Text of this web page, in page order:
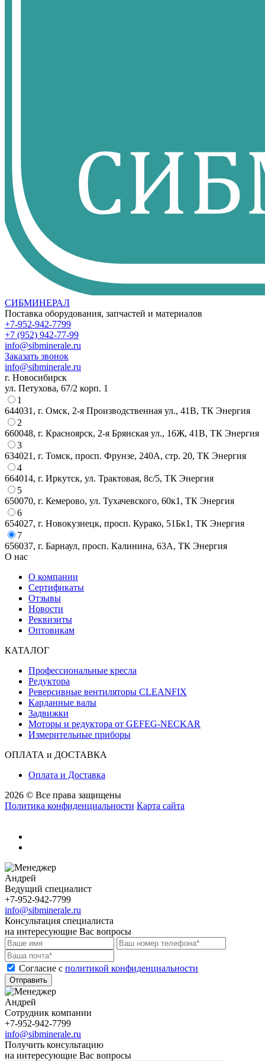
СИБМИНЕРАЛ
Поставка оборудования, запчастей и материалов
+7-952-942-7799
+7 (952) 942-77-99
info@sibminerale.ru
Заказать звонок
info@sibminerale.ru
г. Новосибирск
ул. Петухова, 67/2 корп. 1
1
644031, г. Омск, 2-я Производственная ул., 41В, ТК Энергия
2
660048, г. Красноярск, 2-я Брянская ул., 16Ж, 41В, ТК Энергия
3
634021, г. Томск, просп. Фрунзе, 240А, стр. 20, ТК Энергия
4
664014, г. Иркутск, ул. Трактовая, 8с/5, ТК Энергия
5
650070, г. Кемерово, ул. Тухачевского, 60к1, ТК Энергия
6
654027, г. Новокузнецк, просп. Курако, 51Бк1, ТК Энергия
7
656037, г. Барнаул, просп. Калинина, 63А, ТК Энергия
О нас
О компании
Сертификаты
Отзывы
Новости
Реквизиты
Оптовикам
КАТАЛОГ
Профессиональные кресла
Редуктора
Реверсивные вентиляторы CLEANFIX
Карданные валы
Задвижки
Моторы и редуктора от GEFEG-NECKAR
Измерительные приборы
ОПЛАТА и ДОСТАВКА
Оплата и Доставка
2026 © Все права защищены
Политика конфиденциальности Карта сайта
Андрей
Ведущий специалист
+7-952-942-7799
info@sibminerale.ru
Консультация специалиста
на интересующие Вас вопросы
Cогласие с политикой конфиденциальности
Отправить
Андрей
Сотрудник компании
+7-952-942-7799
info@sibminerale.ru
Получить консультацию
на интересующие Вас вопросы